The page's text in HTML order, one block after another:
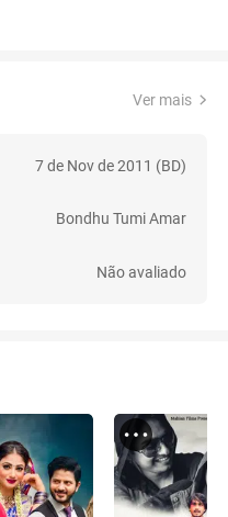
Ver mais
7 de Nov de 2011 (BD)
Bondhu Tumi Amar
Não avaliado